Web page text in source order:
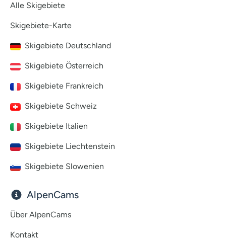
Alle Skigebiete
Skigebiete-Karte
Skigebiete Deutschland
Skigebiete Österreich
Skigebiete Frankreich
Skigebiete Schweiz
Skigebiete Italien
Skigebiete Liechtenstein
Skigebiete Slowenien
AlpenCams
Über AlpenCams
Kontakt